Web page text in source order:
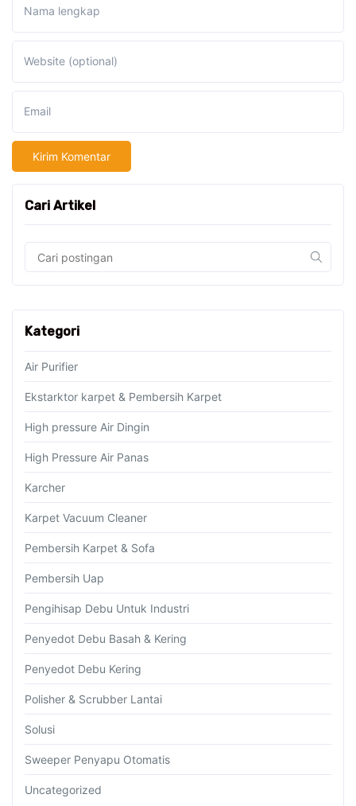
Nama lengkap
Website (optional)
Email
Cari Artikel
Kategori
Air Purifier
Ekstarktor karpet & Pembersih Karpet
High pressure Air Dingin
High Pressure Air Panas
Karcher
Karpet Vacuum Cleaner
Pembersih Karpet & Sofa
Pembersih Uap
Pengihisap Debu Untuk Industri
Penyedot Debu Basah & Kering
Penyedot Debu Kering
Polisher & Scrubber Lantai
Solusi
Sweeper Penyapu Otomatis
Uncategorized